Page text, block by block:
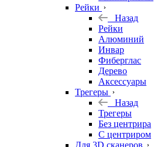
Рейки
Назад
Рейки
Алюминий
Инвар
Фиберглас
Дерево
Аксессуары
Трегеры
Назад
Трегеры
Без центрира
С центриром
Для 3D сканеров